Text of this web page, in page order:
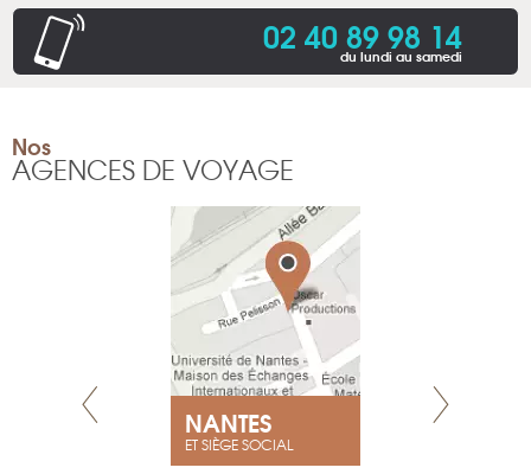
02 40 89 98 14
du lundi au samedi
Nos
AGENCES DE VOYAGE
NANTES
ET SIÈGE SOCIAL